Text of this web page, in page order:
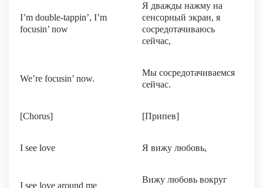
I’m double-tappin’, I’m
focusin’ now
Я дважды нажму на
сенсорный экран, я
сосредотачиваюсь
сейчас,
We’re focusin’ now.
Мы сосредотачиваемся
сейчас.
[Chorus] [Припев]
I see love Я вижу любовь,
I see love around me
Вижу любовь вокруг